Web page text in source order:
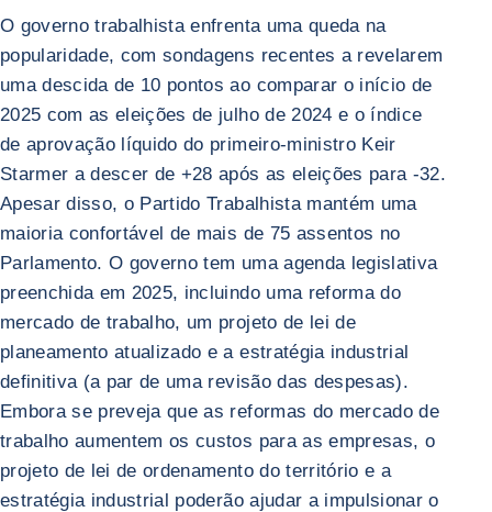
O governo trabalhista enfrenta uma queda na
popularidade, com sondagens recentes a revelarem
uma descida de 10 pontos ao comparar o início de
2025 com as eleições de julho de 2024 e o índice
de aprovação líquido do primeiro-ministro Keir
Starmer a descer de +28 após as eleições para -32.
Apesar disso, o Partido Trabalhista mantém uma
maioria confortável de mais de 75 assentos no
Parlamento. O governo tem uma agenda legislativa
preenchida em 2025, incluindo uma reforma do
mercado de trabalho, um projeto de lei de
planeamento atualizado e a estratégia industrial
definitiva (a par de uma revisão das despesas).
Embora se preveja que as reformas do mercado de
trabalho aumentem os custos para as empresas, o
projeto de lei de ordenamento do território e a
estratégia industrial poderão ajudar a impulsionar o